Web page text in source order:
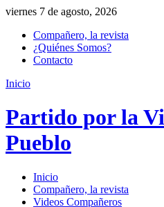
viernes 7 de agosto, 2026
Compañero, la revista
¿Quiénes Somos?
Contacto
Inicio
Partido por la
Pueblo
Inicio
Compañero, la revista
Videos Compañeros